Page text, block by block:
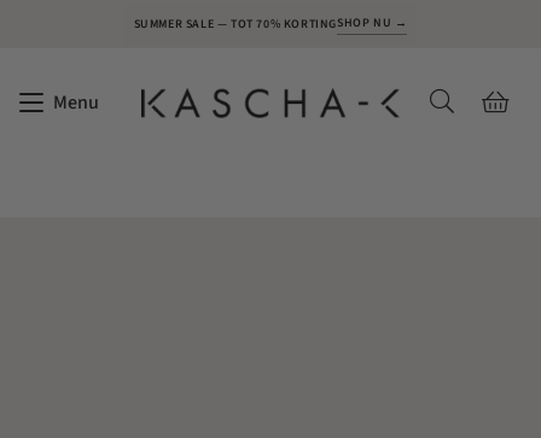
SUMMER SALE — TOT 70% KORTINGSHOP NU →
Menu